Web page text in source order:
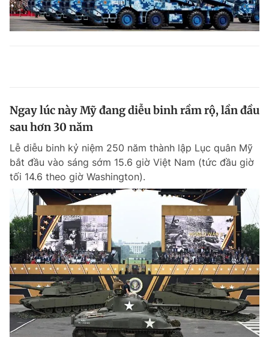
Ngay lúc này Mỹ đang diễu binh rầm rộ, lần đầu
sau hơn 30 năm
Lễ diễu binh kỷ niệm 250 năm thành lập Lục quân Mỹ
bắt đầu vào sáng sớm 15.6 giờ Việt Nam (tức đầu giờ
tối 14.6 theo giờ Washington).